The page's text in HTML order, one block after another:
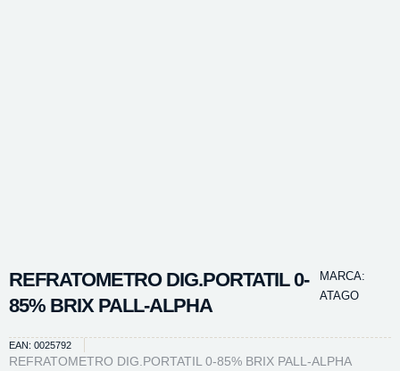
REFRATOMETRO DIG.PORTATIL 0-
85% BRIX PALL-ALPHA
MARCA:
ATAGO
EAN: 0025792
REFRATOMETRO DIG.PORTATIL 0-85% BRIX PALL-ALPHA